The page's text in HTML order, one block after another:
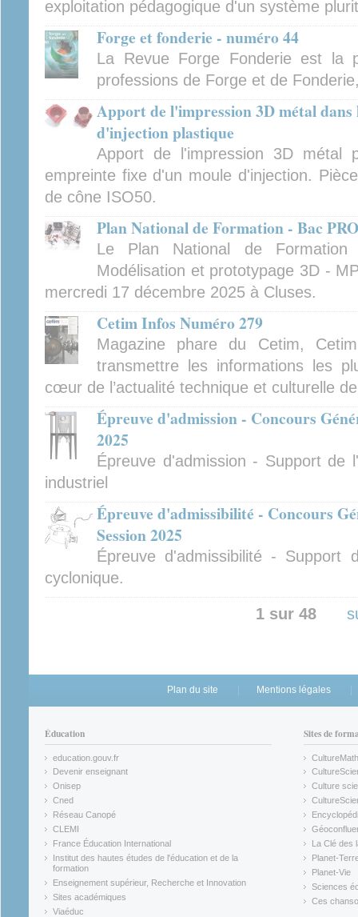
exploitation pédagogique d'un système
Forge et fonderie - numéro 44
La Revue Forge Fonderie est la
professions de Forge et de
Apport de l'impression 3D métal dans
d'injection plastique
Apport de l'impression 3D métal
empreinte fixe d'un moule d'injection.
de cône ISO50.
Plan National de Formation - Bac
Le Plan National de
Modélisation et prototypage 3D -
mercredi 17 décembre 2025 à Cluses.
Cetim Infos Numéro 279
Magazine phare du Cetim,
transmettre les informations les
cœur de l’actualité technique et culturelle
Épreuve d'admission - Concours
2025
Épreuve d'admission - Support de
industriel
Épreuve d'admissibilité - Concours
Session 2025
Épreuve d'admissibilité - Support
cyclonique.
1 sur 48
Plan du site Mentions légales
Éducation
education.gouv.fr
(link is external)
Devenir enseignant
(link is external)
Onisep
(link is external)
Cned
(link is external)
Réseau Canopé
(link is external)
CLEMI
(link is external)
France Éducation International
(link is external)
Institut des hautes études de l'éducation et de la
formation
(link is external)
Enseignement supérieur, Recherche et Innovation
(link is external)
Sites académiques
(link is external)
Viaéduc
Sites de
CultureMath
(link is
(link is
Culture
(link is
(link is
(link is
La Clé des
(link is
Planet-
(link is
Planet-Vie
(link is
Sciences
(link is
Ces